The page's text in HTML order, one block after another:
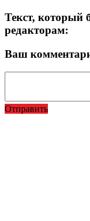
Текст, который
редакторам:
Ваш
Отправить